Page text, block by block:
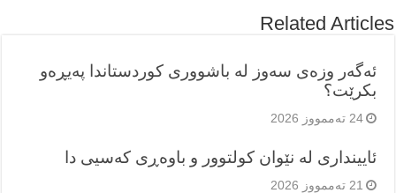
Related Articles
ئەگەر وزەی سەوز لە باشووری کوردستاندا پەیڕەو
بکرێت؟
24 تەممووز 2026
ئایینداری لە نێوان کولتوور و باوەڕی کەسیی دا
21 تەممووز 2026